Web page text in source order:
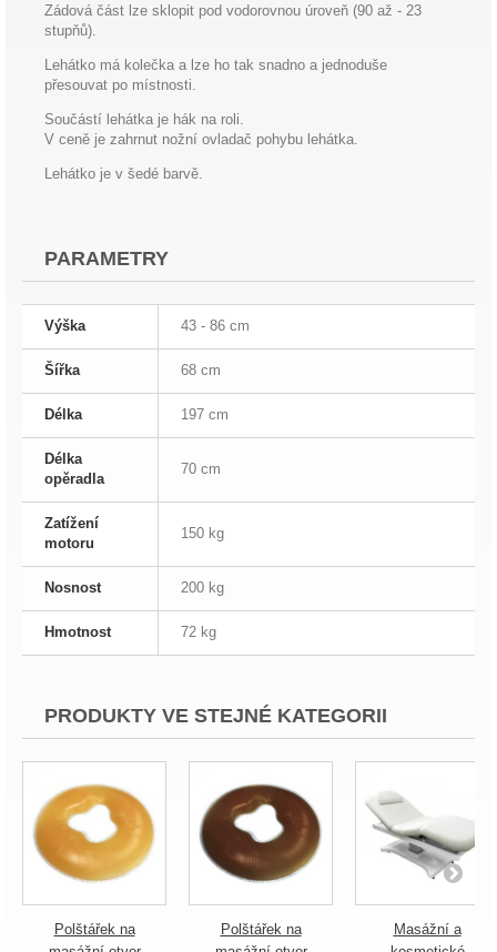
Zádová část lze sklopit pod vodorovnou úroveň (90 až - 23
stupňů).
Lehátko má kolečka a lze ho tak snadno a jednoduše
přesouvat po místnosti.
Součástí lehátka je hák na roli.
V ceně je zahrnut nožní ovladač pohybu lehátka.
Lehátko je v šedé barvě.
PARAMETRY
Výška 43 - 86 cm
Šířka 68 cm
Délka 197 cm
Délka
opěradla
70 cm
Zatížení
motoru
150 kg
Nosnost 200 kg
Hmotnost 72 kg
PRODUKTY VE STEJNÉ KATEGORII
Polštářek na
Polštářek na
Masážní a